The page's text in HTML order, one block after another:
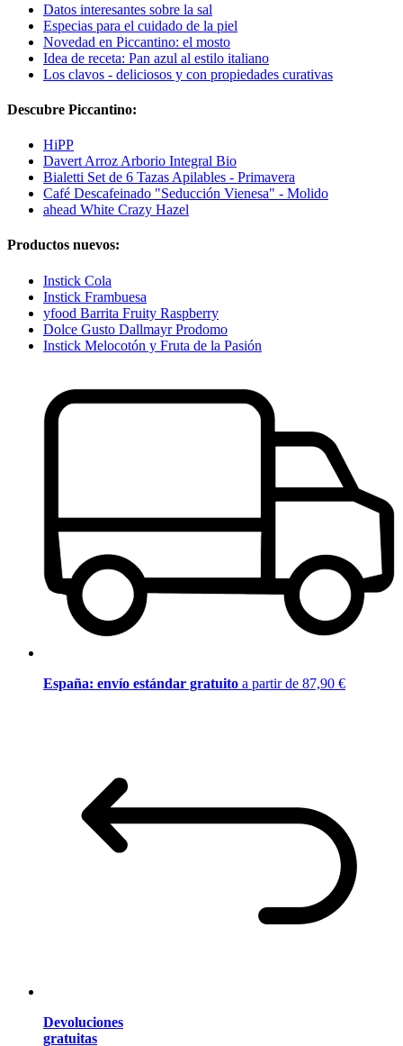
Datos interesantes sobre la sal
Especias para el cuidado de la piel
Novedad en Piccantino: el mosto
Idea de receta: Pan azul al estilo italiano
Los clavos - deliciosos y con propiedades curativas
Descubre Piccantino:
HiPP
Davert Arroz Arborio Integral Bio
Bialetti Set de 6 Tazas Apilables - Primavera
Café Descafeinado "Seducción Vienesa" - Molido
ahead White Crazy Hazel
Productos nuevos:
Instick Cola
Instick Frambuesa
yfood Barrita Fruity Raspberry
Dolce Gusto Dallmayr Prodomo
Instick Melocotón y Fruta de la Pasión
España: envío estándar gratuito a partir de 87,90 €
Devoluciones
gratuitas